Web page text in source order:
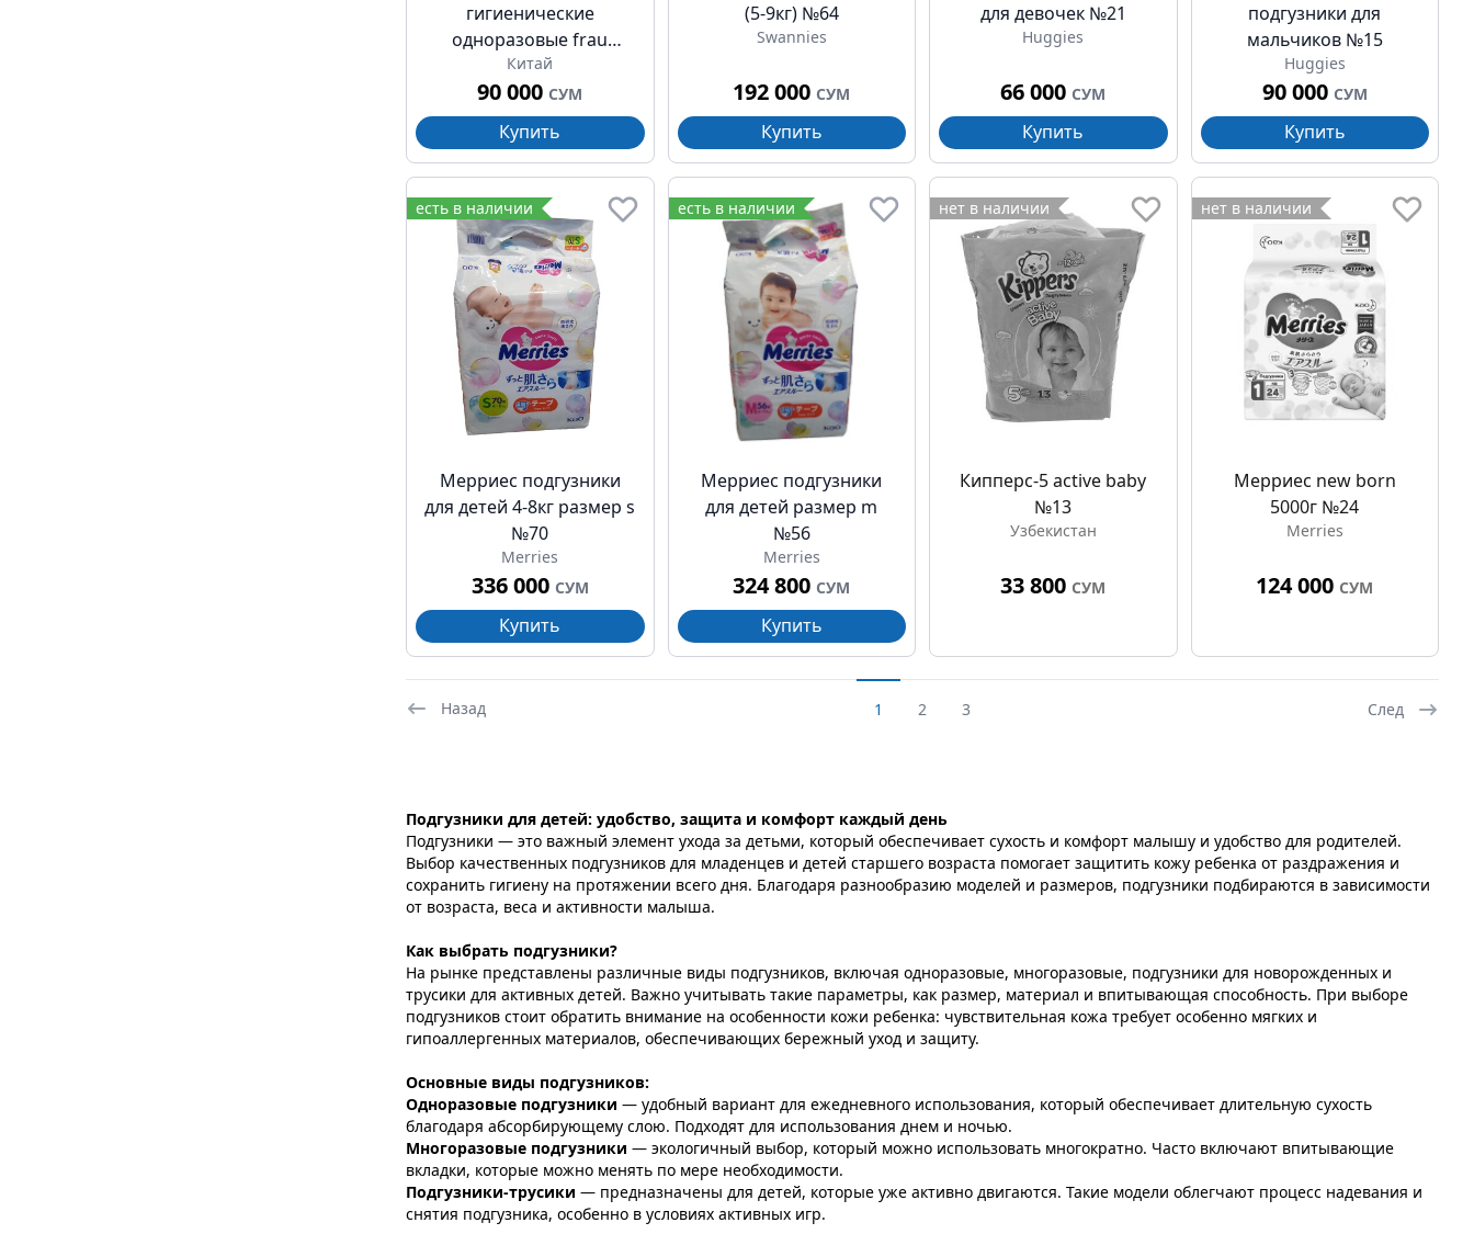
гигиенические
одноразовые frau
comfort размер m/l №5
Китай
90 000 СУМ
Купить
(5-9кг) №64
Swannies
192 000 СУМ
Купить
для девочек №21
Huggies
66 000 СУМ
Купить
подгузники для
мальчиков №15
Huggies
90 000 СУМ
Купить
есть в наличии
Мерриес подгузники
для детей 4-8кг размер s
№70
Merries
336 000 СУМ
Купить
есть в наличии
Мерриес подгузники
для детей размер m
№56
Merries
324 800 СУМ
Купить
нет в наличии
Кипперс-5 active baby
№13
Узбекистан
33 800 СУМ
нет в наличии
Мерриес new born
5000г №24
Merries
124 000 СУМ
Назад 1 2 3 След
Подгузники для детей: удобство, защита и комфорт каждый день
Подгузники — это важный элемент ухода за детьми, который обеспечивает сухость и комфорт малышу и удобство для родителей.
Выбор качественных подгузников для младенцев и детей старшего возраста помогает защитить кожу ребенка от раздражения и
сохранить гигиену на протяжении всего дня. Благодаря разнообразию моделей и размеров, подгузники подбираются в зависимости
от возраста, веса и активности малыша.
Как выбрать подгузники?
На рынке представлены различные виды подгузников, включая одноразовые, многоразовые, подгузники для новорожденных и
трусики для активных детей. Важно учитывать такие параметры, как размер, материал и впитывающая способность. При выборе
подгузников стоит обратить внимание на особенности кожи ребенка: чувствительная кожа требует особенно мягких и
гипоаллергенных материалов, обеспечивающих бережный уход и защиту.
Основные виды подгузников:
Одноразовые подгузники — удобный вариант для ежедневного использования, который обеспечивает длительную сухость
благодаря абсорбирующему слою. Подходят для использования днем и ночью.
Многоразовые подгузники — экологичный выбор, который можно использовать многократно. Часто включают впитывающие
вкладки, которые можно менять по мере необходимости.
Подгузники-трусики — предназначены для детей, которые уже активно двигаются. Такие модели облегчают процесс надевания и
снятия подгузника, особенно в условиях активных игр.